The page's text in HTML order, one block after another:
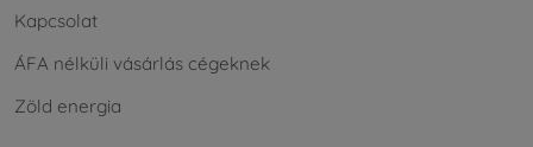
Kapcsolat
ÁFA nélküli vásárlás cégeknek
Zöld energia